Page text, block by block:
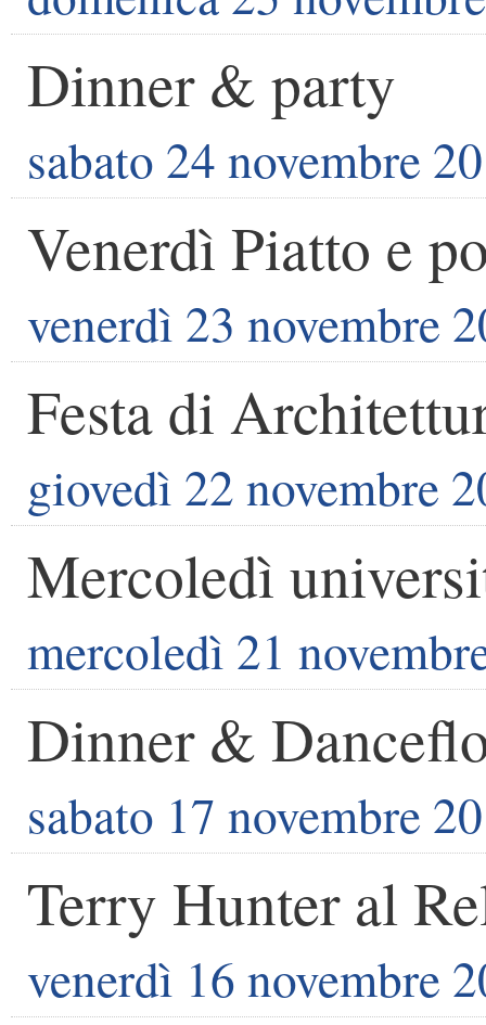
Dinner & party
sabato 24 novembre
Venerdì Piatto e
venerdì 23 novembre
Festa di
giovedì 22 novembre
Mercoledì
mercoledì 21
Dinner &
sabato 17 novembre
Terry Hunter al
venerdì 16 novembre